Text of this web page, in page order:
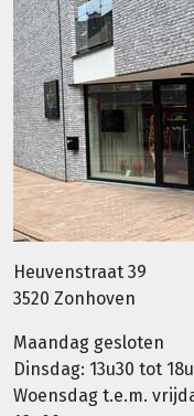
Heuvenstraat 39
3520 Zonhoven
Maandag gesloten
Dinsdag: 13u30 tot
Woensdag t.e.m.